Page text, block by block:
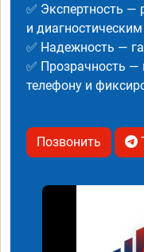
✅ Экспертность
и
✅ Надежность —
✅ Прозрачность —
телефону и
Позвонить